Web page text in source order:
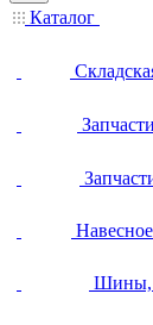
Каталог
Шины,